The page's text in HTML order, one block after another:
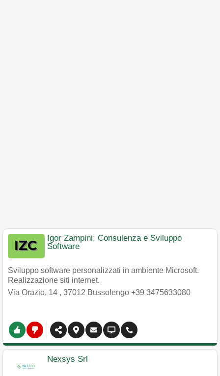
Igor Zampini: Consulenza e Sviluppo
Software
Sviluppo software personalizzati in ambiente Microsoft.
Realizzazione siti internet.
Via Orazio, 14 , 37012 Bussolengo +39 3475633080
Nexsys Srl